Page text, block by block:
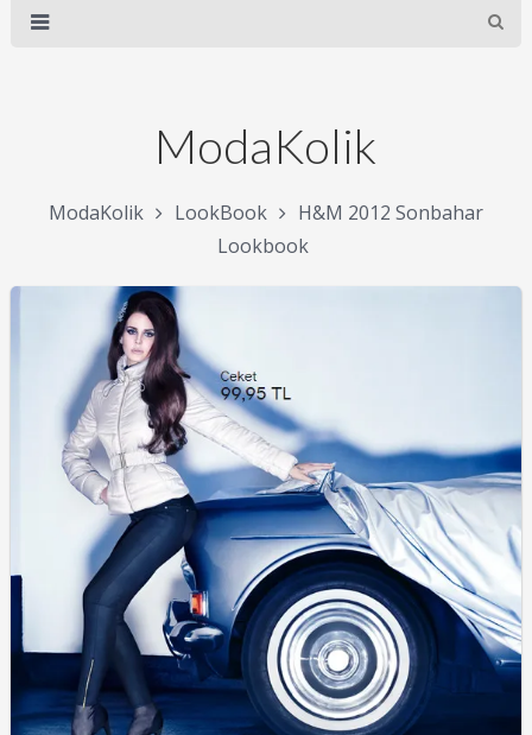
ModaKolik
ModaKolik LookBook
H&M 2012 Sonbahar
Lookbook